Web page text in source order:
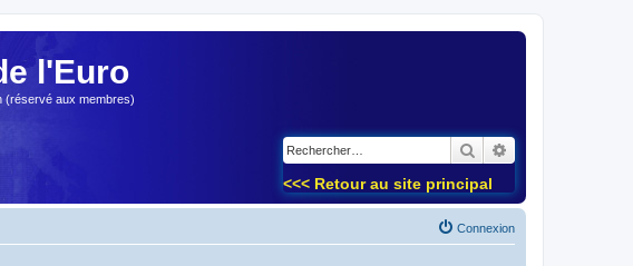
l'Euro
(réservé aux membres)
Rechercher
<<< Retour au site principal
Connexion